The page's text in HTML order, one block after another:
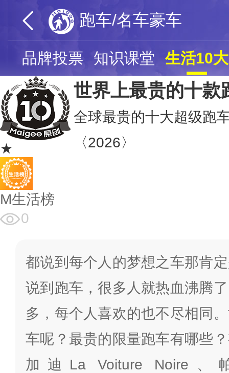
跑车/名车豪车
品牌投票 知识课堂 生活10大
★
世界上最贵的十款
全球最贵的十大超级跑
〈2026〉
M生活榜
0
都说到每个人的梦想之车那肯
说到跑车，很多人就热血沸腾
多，每个人喜欢的也不尽相同
车呢？最贵的限量跑车有哪些
加迪La Voiture Noire、